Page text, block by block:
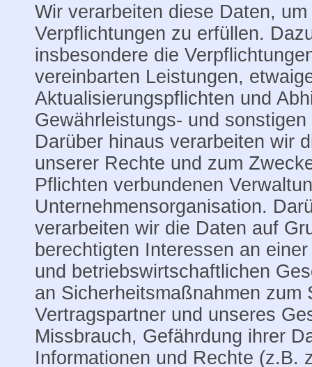
Wir verarbeiten diese Daten,
Verpflichtungen zu erfüllen.
insbesondere die
vereinbarten Leistungen,
Aktualisierungspflichten und
Gewährleistungs- und
Darüber hinaus verarbeiten wir
unserer Rechte und zum
Pflichten verbundenen
Unternehmensorganisation.
verarbeiten wir die Daten auf
berechtigten Interessen an
und betriebswirtschaftlichen
an Sicherheitsmaßnahmen zum
Vertragspartner und unseres
Missbrauch, Gefährdung ihrer
Informationen und Rechte (z.B.